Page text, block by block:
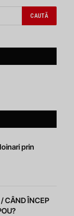
prin
CÂND ÎNCEP